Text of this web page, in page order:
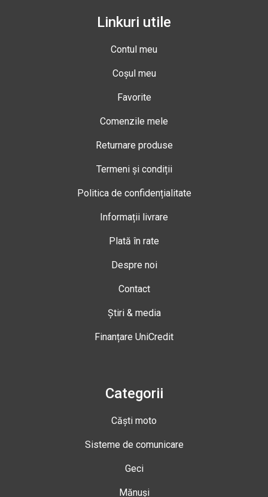
Linkuri utile
Contul meu
Coșul meu
Favorite
Comenzile mele
Returnare produse
Termeni și condiții
Politica de confidențialitate
Informații livrare
Plată în rate
Despre noi
Contact
Știri & media
Finanțare UniCredit
Categorii
Căști moto
Sisteme de comunicare
Geci
Mănuși